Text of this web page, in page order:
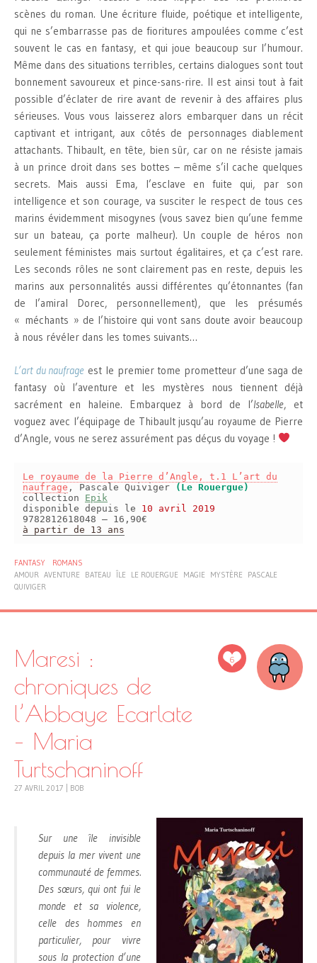
scènes du roman. Une écriture fluide, poétique et intelligente,
qui ne s’embarrasse pas de fioritures ampoulées comme c’est
souvent le cas en fantasy, et qui joue beaucoup sur l’humour.
Même dans des situations terribles, certains dialogues sont tout
bonnement savoureux et pince-sans-rire. Il est ainsi tout à fait
possible d’éclater de rire avant de revenir à des affaires plus
sérieuses. Vous vous laisserez alors embarquer dans un récit
captivant et intrigant, aux côtés de personnages diablement
attachants. Thibault, en tête, bien sûr, car on ne résiste jamais
à un prince droit dans ses bottes – même s’il cache quelques
secrets. Mais aussi Ema, l’esclave en fuite qui, par son
intelligence et son courage, va susciter le respect de tous ces
marins évidemment misogynes (vous savez bien qu’une femme
sur un bateau, ça porte malheur). Un couple de héros non
seulement féministes mais surtout égalitaires, et ça c’est rare.
Les seconds rôles ne sont clairement pas en reste, depuis les
marins aux personnalités aussi différentes qu’étonnantes (fan
de l’amiral Dorec, personnellement), que les présumés
« méchants » de l’histoire qui vont sans doute avoir beaucoup
à nous révéler dans les tomes suivants…
L’art du naufrage est le premier tome prometteur d’une saga de
fantasy où l’aventure et les mystères nous tiennent déjà
sacrément en haleine. Embarquez à bord de l’Isabelle, et
voguez avec l’équipage de Thibault jusqu’au royaume de Pierre
d’Angle, vous ne serez assurément pas déçus du voyage !
Le royaume de la Pierre d’Angle, t.1 L’art du
naufrage , Pascale Quiviger
(Le Rouergue)
collection Epik
disponible depuis le 10 avril 2019
9782812618048 – 16,90€
à partir de 13 ans
FANTASY
ROMANS
AMOUR AVENTURE BATEAU ÎLE LE ROUERGUE MAGIE MYSTÈRE
PASCALE
QUIVIGER
6
Maresi :
chroniques de
l’Abbaye Ecarlate
– Maria
Turtschaninoff
27 AVRIL 2017 BOB
Sur une île invisible
depuis la mer vivent une
communauté de femmes.
Des sœurs, qui ont fui le
monde et sa violence,
celle des hommes en
particulier, pour vivre
sous la protection d’une